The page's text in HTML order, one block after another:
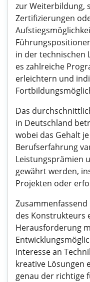
zur Weiterbildung,
Zertifizierungen
in der technischen
es zahlreiche
erleichtern und
Das
in Deutschland
wobei das Gehalt
Berufserfahrung
Leistungsprämien
gewährt werden,
Projekten oder
des Konstrukteurs
Herausforderung
Interesse an
kreative Lösungen
genau der richtige